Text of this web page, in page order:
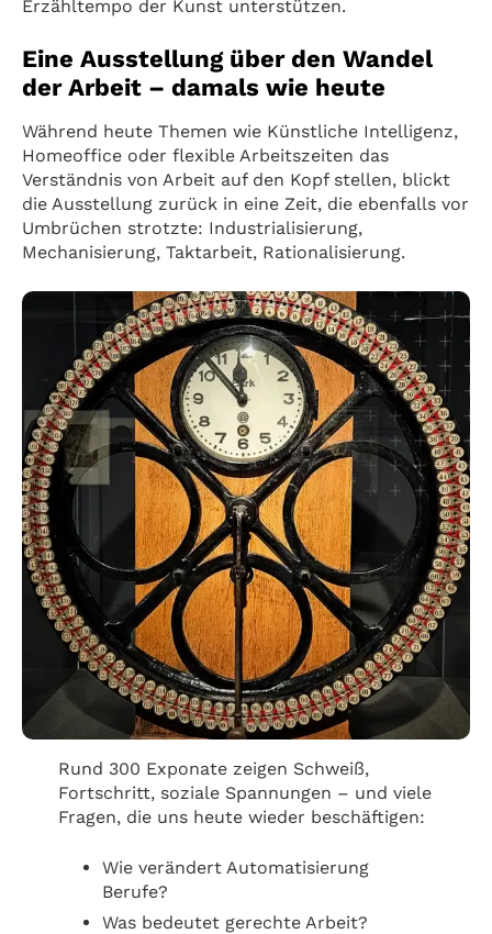
Erzähltempo der Kunst unterstützen.
Eine Ausstellung über den Wandel
der Arbeit – damals wie heute
Während heute Themen wie Künstliche Intelligenz,
Homeoffice oder flexible Arbeitszeiten das
Verständnis von Arbeit auf den Kopf stellen, blickt
die Ausstellung zurück in eine Zeit, die ebenfalls vor
Umbrüchen strotzte: Industrialisierung,
Mechanisierung, Taktarbeit, Rationalisierung.
Rund 300 Exponate zeigen Schweiß,
Fortschritt, soziale Spannungen – und viele
Fragen, die uns heute wieder beschäftigen:
Wie verändert Automatisierung
Berufe?
Was bedeutet gerechte Arbeit?